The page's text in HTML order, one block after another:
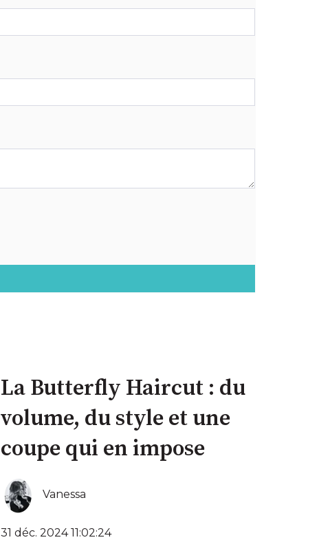
La Butterfly Haircut : du
volume, du style et une
coupe qui en impose
Vanessa
31 déc. 2024 11:02:24